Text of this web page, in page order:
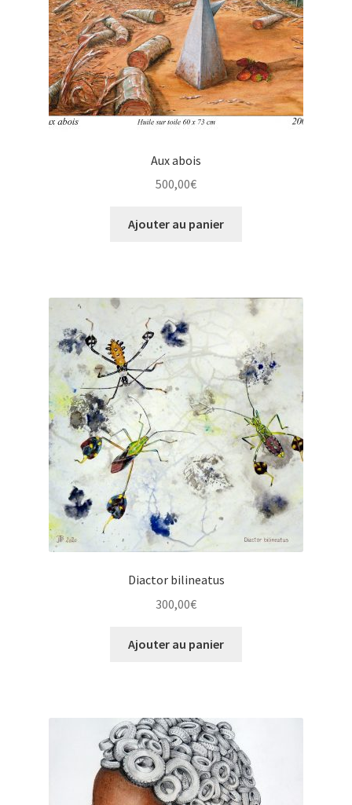
Aux abois
500,00€
Ajouter au panier
Diactor bilineatus
300,00€
Ajouter au panier